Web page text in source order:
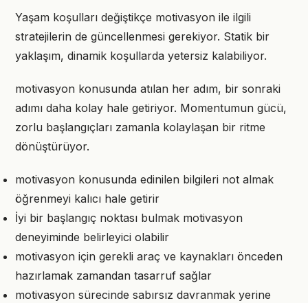
Yaşam koşulları değiştikçe motivasyon ile ilgili
stratejilerin de güncellenmesi gerekiyor. Statik bir
yaklaşım, dinamik koşullarda yetersiz kalabiliyor.
motivasyon konusunda atılan her adım, bir sonraki
adımı daha kolay hale getiriyor. Momentumun gücü,
zorlu başlangıçları zamanla kolaylaşan bir ritme
dönüştürüyor.
motivasyon konusunda edinilen bilgileri not almak
öğrenmeyi kalıcı hale getirir
İyi bir başlangıç noktası bulmak motivasyon
deneyiminde belirleyici olabilir
motivasyon için gerekli araç ve kaynakları önceden
hazırlamak zamandan tasarruf sağlar
motivasyon sürecinde sabırsız davranmak yerine